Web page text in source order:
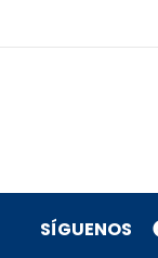
SÍGUENOS